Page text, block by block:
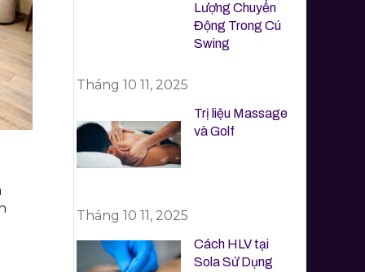
Lượng Chuyển
Động Trong Cú
Swing
Tháng 10 11, 2025
Trị liệu Massage
và Golf
Tháng 10 11, 2025
Cách HLV tại
Sola Sử Dụng